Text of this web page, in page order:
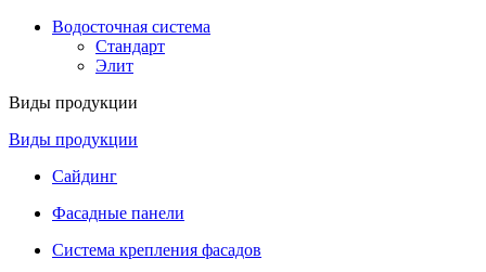
Водосточная система
Стандарт
Элит
Виды продукции
Виды продукции
Сайдинг
Фасадные панели
Система крепления фасадов